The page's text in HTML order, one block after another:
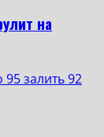
на
95 залить 92